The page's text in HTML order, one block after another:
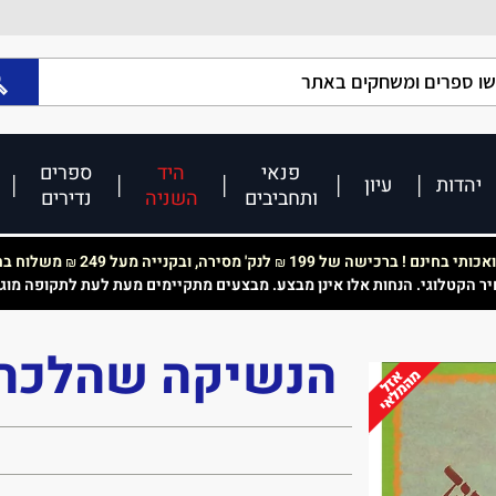
יהדות עיון
פנאי
ותחביבים
היד
השניה
ספרים
נדירים
בחינם ! ברכישה של 199 ₪ לנק' מסירה, ובקנייה מעל 249 ₪משלוח
הקטלוגי. הנחות אלו אינן מבצע. מבצעים מתקיימים מעת לעת לתקופה
הנשיקה